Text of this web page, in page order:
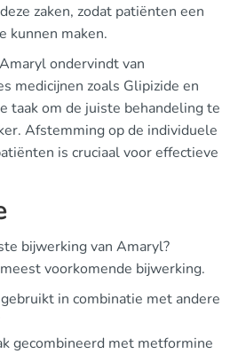
zaken, zodat patiënten een
kunnen maken.
ondervindt van
medicijnen zoals Glipizide en
taak om de juiste behandeling te
Afstemming op de individuele
is cruciaal voor effectieve
bijwerking van Amaryl?
voorkomende bijwerking.
in combinatie met andere
gecombineerd met metformine